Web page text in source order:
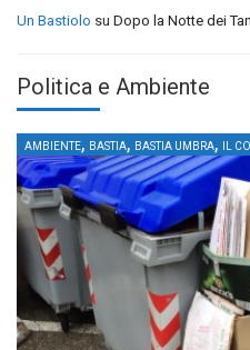
Un Bastiolo su Dopo la Notte dei
Politica e Ambiente
AMBIENTE, BASTIA, BASTIA UMBRA, IL